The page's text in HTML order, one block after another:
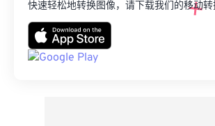
快速轻松地转换图像，请下载我们的移动转